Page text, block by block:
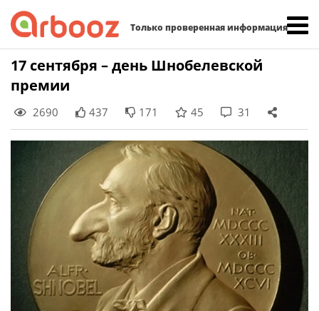
Только проверенная информация
Skip
content
17 сентября – день Шнобелевской
премии
2690 437 171 45 31
Найти: